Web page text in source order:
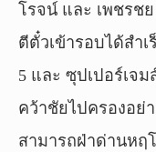
โรจน์ และ เพชรช
ตีตั๋วเข้ารอบได้สำ
5 และ ซุปเปอร์เจ
คว้าชัยไปครองอย่
สามารถฝ่าด่านหฤ